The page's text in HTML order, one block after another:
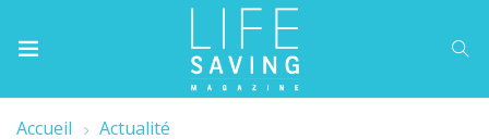
Accueil Actualité